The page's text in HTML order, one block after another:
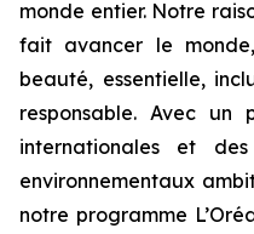
monde entier. Notre
fait avancer le
beauté, essentielle,
responsable. Avec un
internationales et
environnementaux
notre programme